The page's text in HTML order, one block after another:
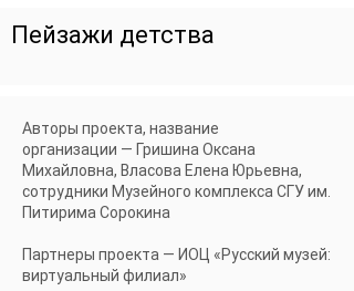
Пейзажи детства
Авторы проекта, название
организации — Гришина Оксана
Михайловна, Власова Елена Юрьевна,
сотрудники Музейного комплекса СГУ им.
Питирима Сорокина
Партнеры проекта — ИОЦ «Русский музей:
виртуальный филиал»